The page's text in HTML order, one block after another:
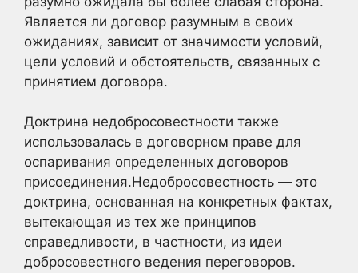
Является ли договор разумным в своих
ожиданиях, зависит от значимости условий,
цели условий и обстоятельств, связанных с
принятием договора.
Доктрина недобросовестности также
использовалась в договорном праве для
оспаривания определенных договоров
присоединения.Недобросовестность — это
доктрина, основанная на конкретных фактах,
вытекающая из тех же принципов
справедливости, в частности, из идеи
добросовестного ведения переговоров.